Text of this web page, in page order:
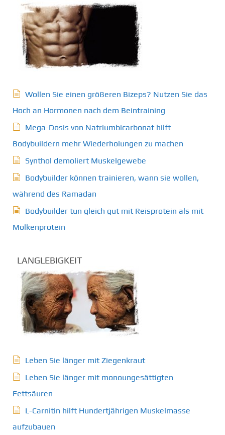
Wollen Sie einen größeren Bizeps? Nutzen Sie das
Hoch an Hormonen nach dem Beintraining
Mega-Dosis von Natriumbicarbonat hilft
Bodybuildern mehr Wiederholungen zu machen
Synthol demoliert Muskelgewebe
Bodybuilder können trainieren, wann sie wollen,
während des Ramadan
Bodybuilder tun gleich gut mit Reisprotein als mit
Molkenprotein
LANGLEBIGKEIT
Leben Sie länger mit Ziegenkraut
Leben Sie länger mit monoungesättigten
Fettsäuren
L-Carnitin hilft Hundertjährigen Muskelmasse
aufzubauen